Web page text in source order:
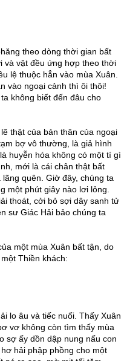
theo dòng thời gian bất
và vật đều ứng hợp theo thời
lệ thuộc hẳn vào mùa Xuân.
vào ngoại cảnh thì ôi thôi!
không biết đến đâu cho
thật của bản thân của ngoại
bợ vô thường, là giả hình
huyễn hóa không có một tí gì
mới là cái chân thật bất
quên. Giờ đây, chúng ta
một phút giây nào lơi lỏng.
thoát, cởi bỏ sợi dây sanh tử
sư Giác Hải bảo chúng ta
một mùa Xuân bất tận, do
Thiền khách:
lo âu và tiếc nuối. Thấy Xuân
vơ không còn tìm thấy mùa
sợ ấy dồn dập nung nấu con
hải phập phồng cho một